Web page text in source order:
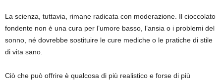
La scienza, tuttavia, rimane radicata con moderazione. Il cioccolato
fondente non è una cura per l’umore basso, l’ansia o i problemi del
sonno, né dovrebbe sostituire le cure mediche o le pratiche di stile
di vita sano.
Ciò che può offrire è qualcosa di più realistico e forse di più